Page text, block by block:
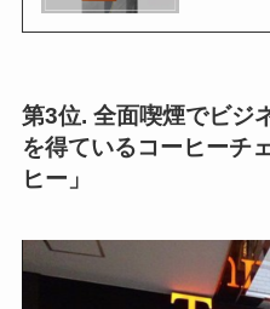
第3位. 全面喫煙でビジ
を得ているコーヒーチ
ヒー」